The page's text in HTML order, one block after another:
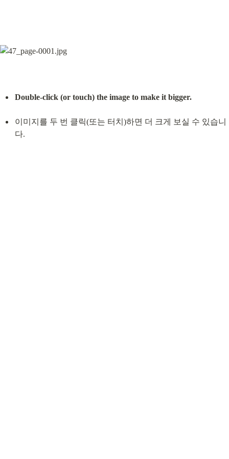
Double-click (or touch) the image to make it bigger.
이미지를 두 번 클릭(또는 터치)하면 더 크게 보실 수 있습니
다.